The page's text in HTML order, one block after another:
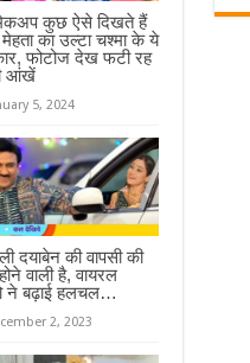
मेकअप कुछ ऐसे दिखते हैं
का उल्टा चश्मा के ये
फोटोज देख फटी रह
आंखें
5, 2024
दयाबेन की वापसी की
वाली है, वायरल
ने बढ़ाई हलचल…
2, 2023